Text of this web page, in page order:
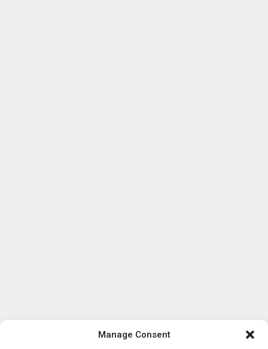
Manage Consent